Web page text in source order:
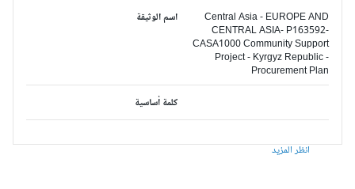
اسم الوثيقة
Central Asia - EUROPE AND
CENTRAL ASIA- P163592-
CASA1000 Community Support
Project - Kyrgyz Republic -
Procurement Plan
كلمة أساسية
انظر المزيد